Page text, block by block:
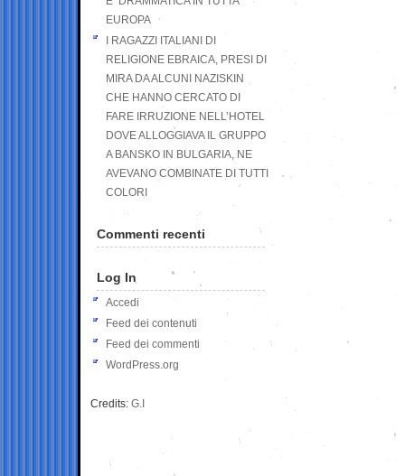
EUROPA
I RAGAZZI ITALIANI DI
RELIGIONE EBRAICA, PRESI DI
MIRA DA ALCUNI NAZISKIN
CHE HANNO CERCATO DI
FARE IRRUZIONE NELL’HOTEL
DOVE ALLOGGIAVA IL GRUPPO
A BANSKO IN BULGARIA, NE
AVEVANO COMBINATE DI TUTTI
COLORI
Commenti recenti
Log In
Accedi
Feed dei contenuti
Feed dei commenti
WordPress.org
Credits: G.I